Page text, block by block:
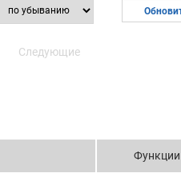
Следующие
Функции